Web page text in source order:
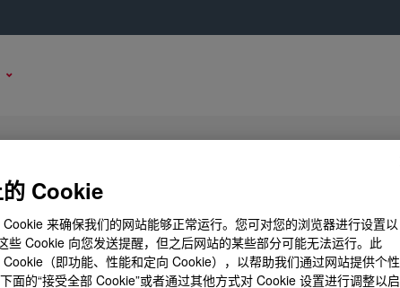
Cookie
来确保我们的网站能够正常运行。您可对您的浏览器进行设置以
些 Cookie 向您发送提醒，但之后网站的某些部分可能无法运行。此
（即功能、性能和定向 Cookie），以帮助我们通过网站提供个性
面的“接受全部 Cookie”或者通过其他方式对 Cookie 设置进行调整以启